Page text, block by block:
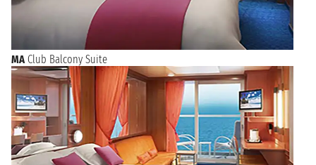
MA Club Balcony Suite